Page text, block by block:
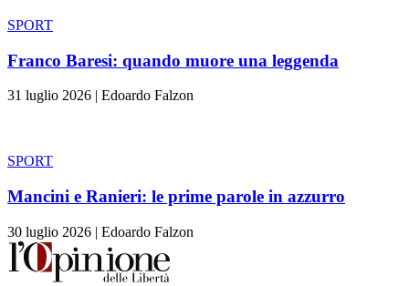
SPORT
Franco Baresi: quando muore una leggenda
31 luglio 2026 Edoardo Falzon
SPORT
Mancini e Ranieri: le prime parole in azzurro
30 luglio 2026 | Edoardo Falzon